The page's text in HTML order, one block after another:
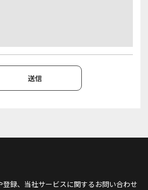
登録、当社サービスに関するお問い合わせ